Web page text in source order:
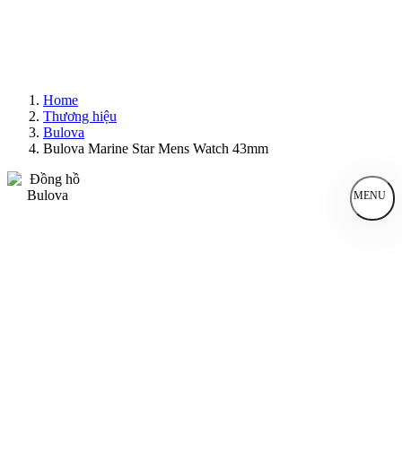
Home
Thương hiệu
Bulova
Bulova Marine Star Mens Watch 43mm
MENU